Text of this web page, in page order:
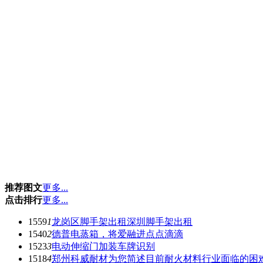
推荐图文更多...
点击排行更多...
15591龙岗区脚手架出租深圳脚手架出租
15402德普电蒸箱，将爱融进点点滴滴
15233电动伸缩门加装车牌识别
15184郑州科威耐材为您简述目前耐火材料行业面临的困